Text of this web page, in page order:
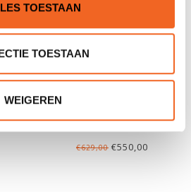
TOESTAAN
TOESTAAN
WEIGEREN
€629,00 €550,00